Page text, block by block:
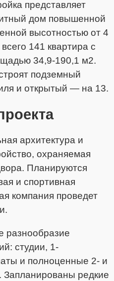
представляет
дом повышенной
высотностью от 4
141 квартира с
34,9-190,1 м2.
подземный
и открытый — на 13.
архитектура и
охраняемая
Планируются
и спортивная
компания проведет
разнообразие
студии, 1-
и полноценные 2- и
Запланированы редкие